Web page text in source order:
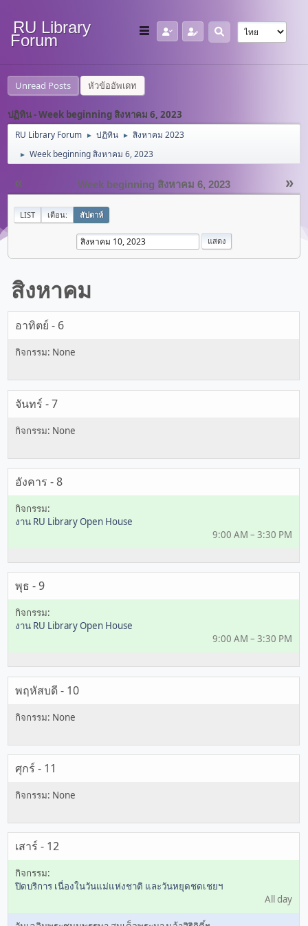
RU Library
Forum
Unread Posts หัวข้ออัพเดท
ปฏิทิน - Week beginning สิงหาคม 6, 2023
RU Library Forum ► ปฏิทิน ► สิงหาคม 2023
► Week beginning สิงหาคม 6, 2023
« »
Week beginning สิงหาคม 6, 2023
LIST เดือน: สัปดาห์
สิงหาคม
อาทิตย์ - 6
จันทร์ - 7
อังคาร - 8
งาน RU Library Open House
9:00 AM – 3:30 PM
พุธ - 9
งาน RU Library Open House
9:00 AM – 3:30 PM
พฤหัสบดี - 10
ศุกร์ - 11
เสาร์ - 12
ปิดบริการ เนื่องในวันแม่แห่งชาติ และวันหยุดชดเชยฯ
All day